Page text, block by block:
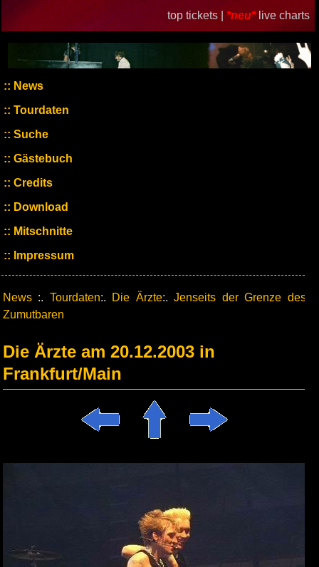
top tickets | *neu* live charts
News
Tourdaten
Suche
Gästebuch
Credits
Download
Mitschnitte
Impressum
News :. Tourdaten:. Die Ärzte:.Jenseits der Grenze des
Zumutbaren
Die Ärzte am 20.12.2003 in
Frankfurt/Main